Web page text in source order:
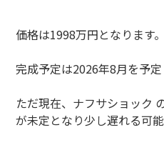
価格は1998万円となります。
完成予定は2026年8月を予定
ただ現在、ナフサショック
が未定となり少し遅れる可